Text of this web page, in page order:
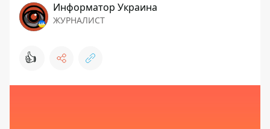
Информатор Украина
ЖУРНАЛИСТ
👍